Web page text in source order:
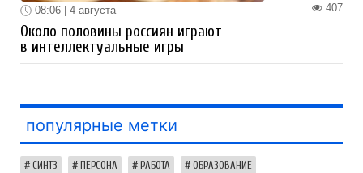
407
08:06 | 4 августа
Около половины россиян играют
в интеллектуальные игры
популярные метки
СИНТЗ ПЕРСОНА РАБОТА ОБРАЗОВАНИЕ